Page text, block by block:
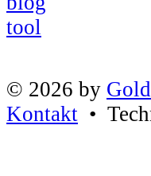
© 2026 by
Kontakt •